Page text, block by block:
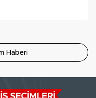
Haberi